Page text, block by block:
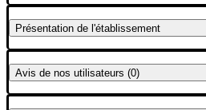
Présentation de l'établissement
Avis de nos utilisateurs (0)